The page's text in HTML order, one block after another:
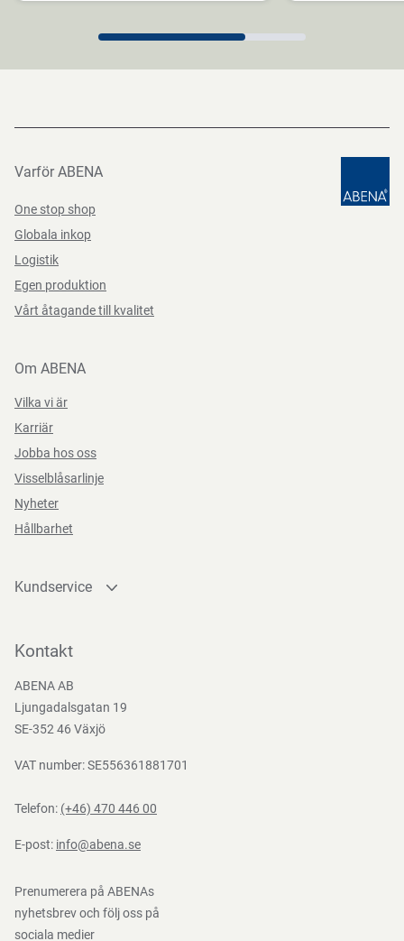
Varför ABENA
One stop shop
Globala inkop
Logistik
Egen produktion
Vårt åtagande till kvalitet
Om ABENA
Vilka vi är
Karriär
Jobba hos oss
Visselblåsarlinje
Nyheter
Hållbarhet
Kundservice
Bli kund
Nedladdningar
Kontakt
ABENA AB
Ljungadalsgatan 19
SE-352 46 Växjö
VAT number: SE556361881701
Telefon: (+46) 470 446 00
E-post: info@abena.se
Prenumerera på ABENAs
nyhetsbrev och följ oss på
sociala medier